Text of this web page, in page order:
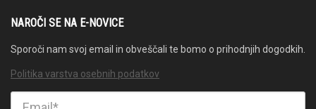
NAROČI SE NA E-NOVICE
Sporoči nam svoj email in obveščali te bomo o prihodnjih dogodkih.
Politika varstva osebnih podatkov